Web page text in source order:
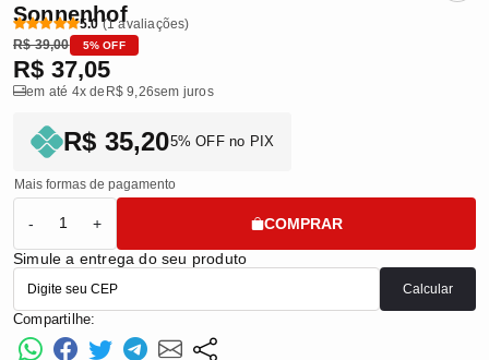
Sonnenhof
5.0 (1 avaliações)
R$ 39,00
5% OFF
R$ 37,05
em até 4x de R$ 9,26sem juros
R$ 35,205% OFF no PIX
Mais formas de pagamento
- +
COMPRAR
Simule a entrega do seu produto
Calcular
Compartilhe: